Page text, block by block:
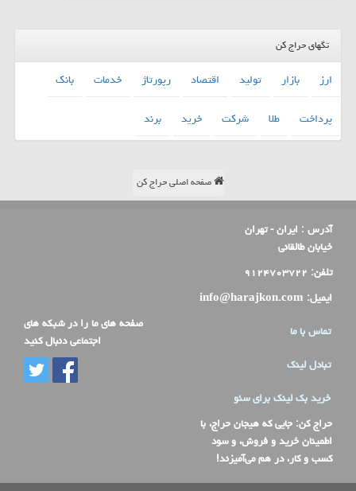
تگهای حراج کن
ارز بازار تولید اقتصاد رپورتاژ خدمات
بانك
پرداخت
طلا شركت خرید برند
صفحه اصلی حراج کن
آدرس : ایران - تهران
خیابان طالقانی
تلفن: ۹۱۲۴۷۰۳۷۲۲
ایمیل: info@harajkon.com
تماس با ما
تبادل لینک
خرید بک لینک برای سئو
حراج کن: جایی که هیجان حراج، با
اطمینان خرید و فروش، و سود
کسب و کار، در هم می‌آمیزند!
صفحه های ما را در شبکه های
اجتماعی دنبال کنید